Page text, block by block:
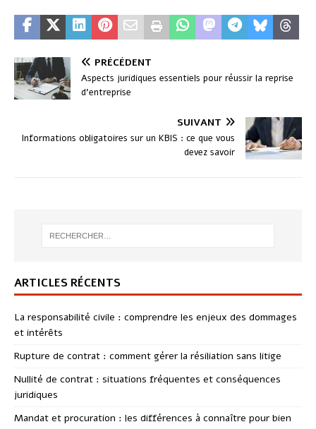
PRÉCÉDENT
Aspects juridiques essentiels pour réussir la reprise
d’entreprise
SUIVANT
Informations obligatoires sur un KBIS : ce que vous
devez savoir
ARTICLES RÉCENTS
La responsabilité civile : comprendre les enjeux des dommages
et intérêts
Rupture de contrat : comment gérer la résiliation sans litige
Nullité de contrat : situations fréquentes et conséquences
juridiques
Mandat et procuration : les différences à connaître pour bien